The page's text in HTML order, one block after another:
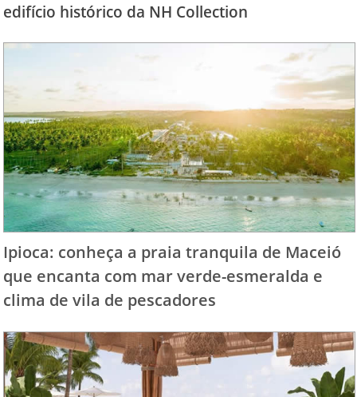
edifício histórico da NH Collection
Ipioca: conheça a praia tranquila de Maceió
que encanta com mar verde-esmeralda e
clima de vila de pescadores